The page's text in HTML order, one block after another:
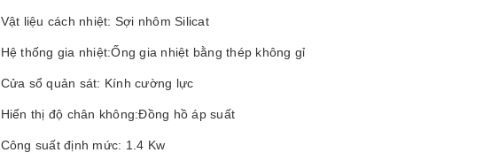
Vật liệu cách nhiệt: Sợi nhôm Silicat
Hệ thống gia nhiệt:Ống gia nhiệt bằng thép không gỉ
Cửa sổ quản sát: Kính cường lực
Hiển thị độ chân không:Đồng hồ áp suất
Công suất định mức: 1.4 Kw